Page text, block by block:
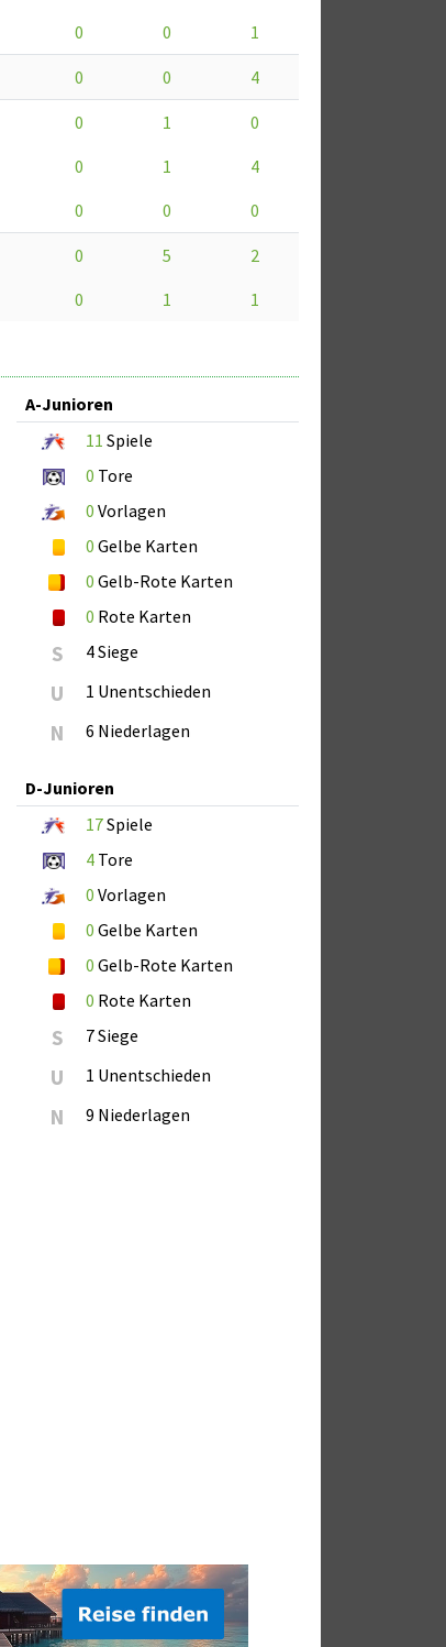
0 0 1
0 0 4
0 1
0
0 1
4
0 0 0
0 5
2
0 1 1
A-Junioren
11 Spiele
0 Tore
0 Vorlagen
0 Gelbe Karten
0 Gelb-Rote Karten
0 Rote Karten
S 4 Siege
U 1 Unentschieden
N 6 Niederlagen
D-Junioren
17Spiele
4Tore
0 Vorlagen
0 Gelbe Karten
0 Gelb-Rote Karten
0 Rote Karten
S 7 Siege
U 1 Unentschieden
N 9 Niederlagen